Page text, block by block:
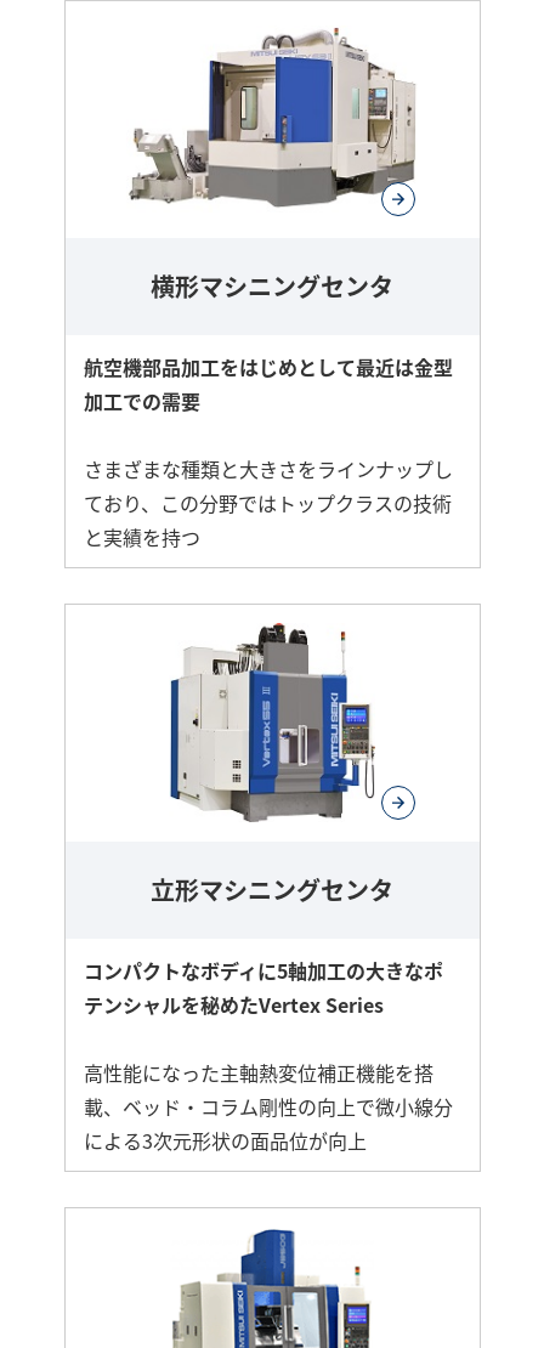
横形マシニングセンタ
航空機部品加工をはじめとして最近は金型
加工での需要
さまざまな種類と大きさをラインナップし
ており、この分野ではトップクラスの技術
と実績を持つ
立形マシニングセンタ
コンパクトなボディに5軸加工の大きなポ
テンシャルを秘めたVertex Series
高性能になった主軸熱変位補正機能を搭
載、ベッド・コラム剛性の向上で微小線分
による3次元形状の面品位が向上